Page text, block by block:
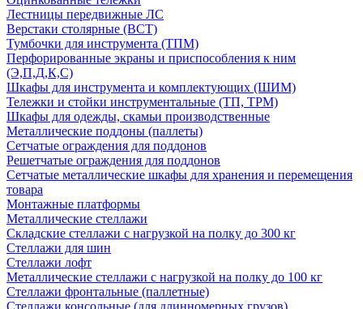
Лестницы передвижные ЛС
Верстаки столярные (ВСТ)
Тумбочки для инструмента (ТПМ)
Перфорированные экраны и приспособления к ним
(Э,П,Д,К,С)
Шкафы для инструмента и комплектующих (ШИМ)
Тележки и стойки инструментальные (ТП, ТРМ)
Шкафы для одежды, скамьи производственные
Металлические поддоны (паллеты)
Сетчатые ограждения для поддонов
Решетчатые ограждения для поддонов
Сетчатые металлические шкафы для хранения и перемещения
товара
Монтажные платформы
Металлические стеллажи
Складские стеллажи с нагрузкой на полку до 300 кг
Стеллажи для шин
Стеллажи лофт
Металлические стеллажи с нагрузкой на полку до 100 кг
Стеллажи фронтальные (паллетные)
Стеллажи консольные (для длинномерных грузов)